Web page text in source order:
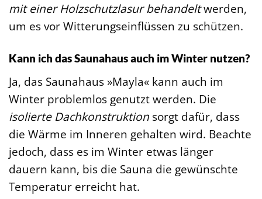
mit einer Holzschutzlasur behandeltwerden,
um es vor Witterungseinflüssen zu schützen.
Kann ich das Saunahaus auch im Winter nutzen?
Ja, das Saunahaus »Mayla« kann auch im
Winter problemlos genutzt werden. Die
isolierte Dachkonstruktion sorgt dafür, dass
die Wärme im Inneren gehalten wird. Beachte
jedoch, dass es im Winter etwas länger
dauern kann, bis die Sauna die gewünschte
Temperatur erreicht hat.